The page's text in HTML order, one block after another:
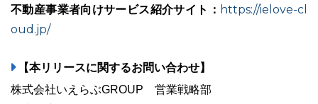
不動産事業者向けサービス紹介サイト： https://ielove-cl
oud.jp/
【本リリースに関するお問い合わせ】
株式会社いえらぶGROUP 営業戦略部